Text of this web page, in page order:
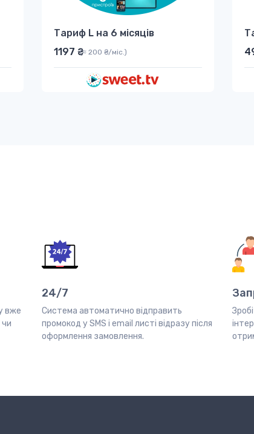
Тариф L на 6 місяців
1197 ₴
(≈ 200 ₴/міс.)
вже
чи
24/7
Система автоматично відправить
промокод у SMS і email листі відразу після
оформлення замовлення.